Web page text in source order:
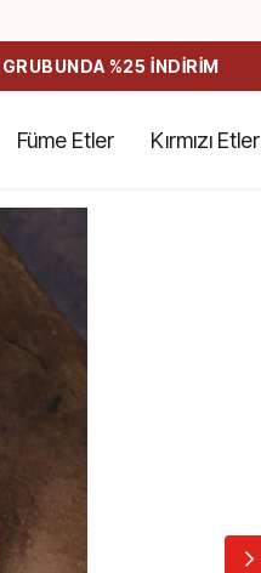
%25 İNDİRİM
Füme Etler Kırmızı Etler